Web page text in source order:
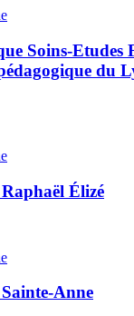
Soins-Etudes
du
Élizé
Anne